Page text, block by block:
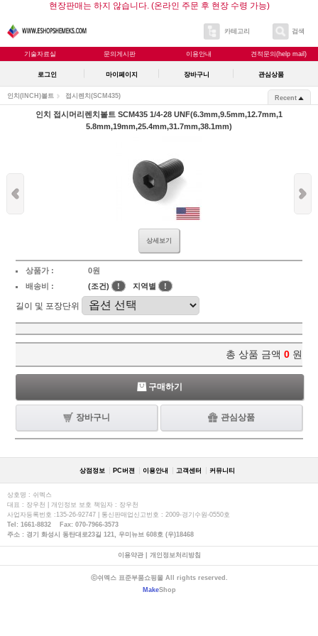
현장판매는 하지 않습니다. (온라인 주문 후 현장 수령 가능)
카테고리 검색
기술자료실 문의게시판 이용안내 견적문의(help mail)
로그인 마이페이지 장바구니 관심상품
인치(INCH)볼트 접시렌치(SCM435) Recent
인치 접시머리렌치볼트 SCM435 1/4-28 UNF(6.3mm,9.5mm,12.7mm,1
5.8mm,19mm,25.4mm,31.7mm,38.1mm)
상세보기
상품가 :
0원
배송비 :
(조건) ! 지역별 !
길이 및 포장단위
총 상품 금액 0 원
구매하기
장바구니 관심상품
상점정보 PC버젼 이용안내 고객센터 커뮤니티
상호명 : 쉬멕스
대표 : 장우천 | 개인정보 보호 책임자 : 장우천
사업자등록번호 :135-26-92747 | 통신판매업신고번호 : 2009-경기수원-0550호
Tel: 1661-8832 Fax: 070-7966-3573
주소 : 경기 화성시 동탄대로23길 121, 우미뉴브 608호 (우)18468
이용약관| 개인정보처리방침
ⓒ쉬멕스 표준부품쇼핑몰 All rights reserved.
MakeShop